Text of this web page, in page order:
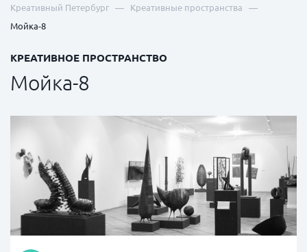
Креативный Петербург — Креативные пространства —
Мойка-8
КРЕАТИВНОЕ ПРОСТРАНСТВО
Мойка-8